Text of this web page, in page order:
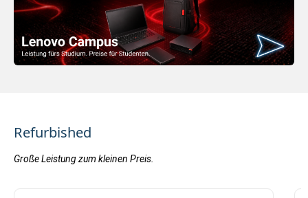
Refurbished
Große Leistung zum kleinen Preis.